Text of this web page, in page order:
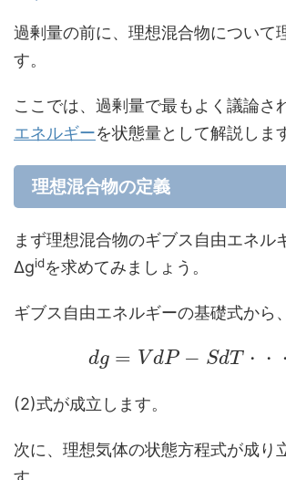
過剰量の前に、理想混合物について
す。
ここでは、過剰量で最もよく議論さ
エネルギーを状態量として解説しま
理想混合物の定義
まず理想混合物のギブス自由エネル
Δgidを求めてみましょう。
ギブス自由エネルギーの基礎式から、
dg = V dP − SdT ・ ・ ・
(2)式が成立します。
次に、理想気体の状態方程式が成り